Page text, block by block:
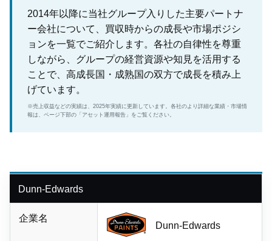
2014年以降に当社グループ入りした主要パートナ
ー会社について、買収時からの成長や市場ポジシ
ョンを一覧でご紹介します。各社の自律性を尊重
しながら、グループの経営資源や知見を活用する
ことで、高成長国・成熟国の双方で成長を積み上
げています。
※売上収益などの実績は、2025年実績に更新しています。各社のより詳細な業績・市場情
報は、ページ下部の「アセット運用報告」をご覧ください。
Dunn-Edwards
企業名
Dunn-Edwards